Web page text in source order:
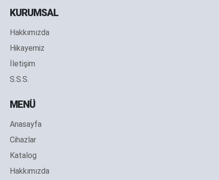
KURUMSAL
Hakkımızda
Hikayemiz
İletişim
S.S.S.
MENÜ
Anasayfa
Cihazlar
Katalog
Hakkımızda